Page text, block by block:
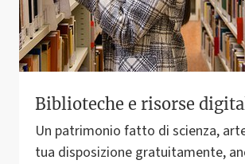
Biblioteche e risorse
Un patrimonio fatto di scienza,
tua disposizione gratuitamente,